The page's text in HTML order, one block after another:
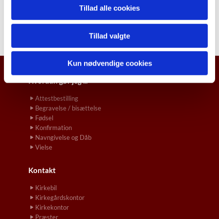
Tillad alle cookies
Tillad valgte
Kun nødvendige cookies
Hvordan gør jeg ...
Attestbestilling
Begravelse / bisættelse
Fødsel
Konfirmation
Navngivelse og Dåb
Vielse
Kontakt
Kirkebil
Kirkegårdskontor
Kirkekontor
Præster